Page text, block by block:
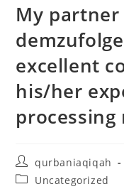
My
excellent
his/her
processing
qurbaniaqiqah
Uncategorized